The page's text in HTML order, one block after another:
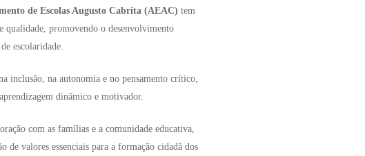
de Escolas Augusto Cabrita (AEAC) tem
qualidade, promovendo o desenvolvimento
escolaridade.
inclusão, na autonomia e no pensamento crítico,
dinâmico e motivador.
com as famílias e a comunidade educativa,
de valores essenciais para a formação cidadã dos